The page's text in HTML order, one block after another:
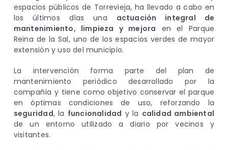
espacios públicos de Torrevieja, ha llevado a cabo en
los últimos días una actuación integral de
mantenimiento, limpieza y mejora en el Parque
Reina de la Sal, uno de los espacios verdes de mayor
extensión y uso del municipio.
La intervención forma parte del plan de
mantenimiento periódico desarrollado por la
compañía y tiene como objetivo conservar el parque
en óptimas condiciones de uso, reforzando la
seguridad, la funcionalidad y la calidad ambiental
de un entorno utilizado a diario por vecinos y
visitantes.